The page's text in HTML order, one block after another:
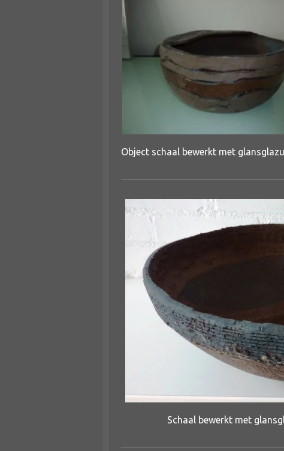
Object schaal bewerkt met
Schaal bewerkt met